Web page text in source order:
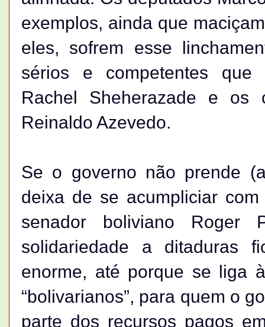
exemplos, ainda que
eles, sofrem esse
sérios e competentes que
Rachel Sheherazade e os
Reinaldo Azevedo.
Se o governo não prende
deixa de se acumpliciar
senador boliviano
solidariedade a ditaduras
enorme, até porque se liga
“bolivarianos”, para quem o
parte dos recursos pagos